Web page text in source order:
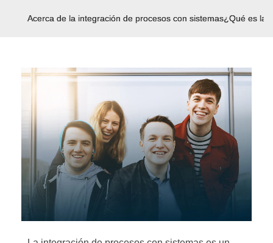
Acerca de la integración de procesos con sistemas¿Qué es la